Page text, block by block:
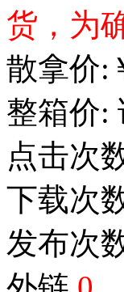
货，为
散拿价:
整箱价:
点击次
下载次
发布次